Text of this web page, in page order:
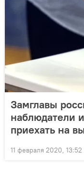
Замглавы
наблюдатели
приехать на
11 февраля 2020, 13:52